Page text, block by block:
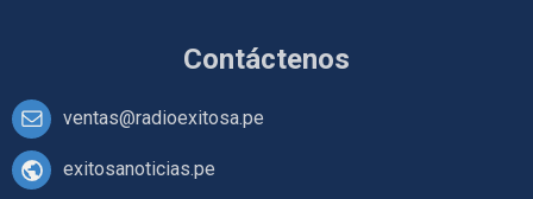
Contáctenos
ventas@radioexitosa.pe
exitosanoticias.pe